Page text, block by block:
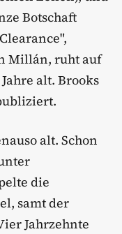
Botschaft
Millán, ruht auf
alt. Brooks
alt. Schon
die
samt der
Jahrzehnte